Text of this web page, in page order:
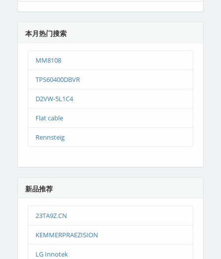
本月热门搜索
MM8108
TPS60400DBVR
D2VW-5L1C4
Flat cable
Rennsteig
新品推荐
23TA9Z.CN
KEMMERPRAEZISION
LG Innotek